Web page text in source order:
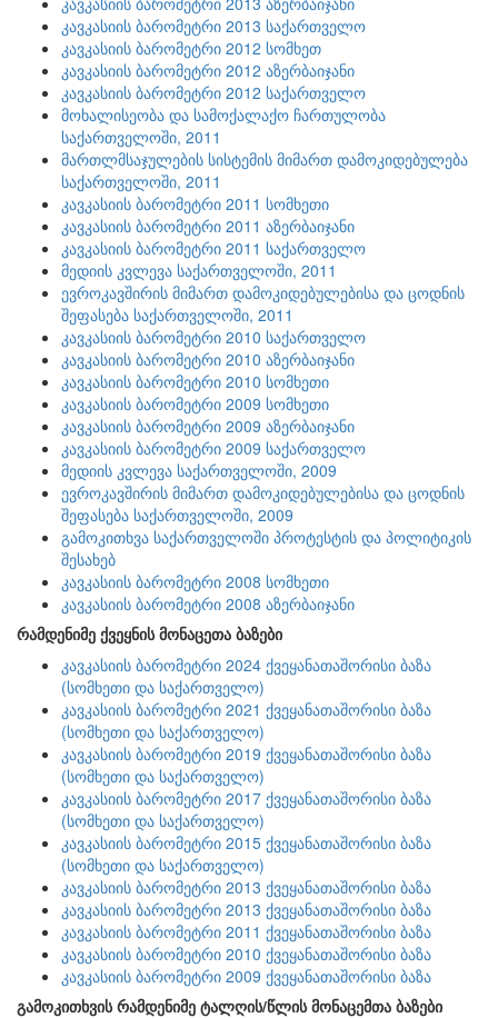
კავკასიის ბარომეტრი 2013 საქართველო
კავკასიის ბარომეტრი 2012 სომხეთ
კავკასიის ბარომეტრი 2012 აზერბაიჯანი
კავკასიის ბარომეტრი 2012 საქართველო
მოხალისეობა და სამოქალაქო ჩართულობა
საქართველოში, 2011
მართლმსაჯულების სისტემის მიმართ დამოკიდებულება
საქართველოში, 2011
კავკასიის ბარომეტრი 2011 სომხეთი
კავკასიის ბარომეტრი 2011 აზერბაიჯანი
კავკასიის ბარომეტრი 2011 საქართველო
მედიის კვლევა საქართველოში, 2011
ევროკავშირის მიმართ დამოკიდებულებისა და ცოდნის
შეფასება საქართველოში, 2011
კავკასიის ბარომეტრი 2010 საქართველო
კავკასიის ბარომეტრი 2010 აზერბაიჯანი
კავკასიის ბარომეტრი 2010 სომხეთი
კავკასიის ბარომეტრი 2009 სომხეთი
კავკასიის ბარომეტრი 2009 აზერბაიჯანი
კავკასიის ბარომეტრი 2009 საქართველო
მედიის კვლევა საქართველოში, 2009
ევროკავშირის მიმართ დამოკიდებულებისა და ცოდნის
შეფასება საქართველოში, 2009
გამოკითხვა საქართველოში პროტესტის და პოლიტიკის
შესახებ
კავკასიის ბარომეტრი 2008 სომხეთი
კავკასიის ბარომეტრი 2008 აზერბაიჯანი
რამდენიმე ქვეყნის მონაცეთა ბაზები
კავკასიის ბარომეტრი 2024 ქვეყანათაშორისი ბაზა
(სომხეთი და საქართველო)
კავკასიის ბარომეტრი 2021 ქვეყანათაშორისი ბაზა
(სომხეთი და საქართველო)
კავკასიის ბარომეტრი 2019 ქვეყანათაშორისი ბაზა
(სომხეთი და საქართველო)
კავკასიის ბარომეტრი 2017 ქვეყანათაშორისი ბაზა
(სომხეთი და საქართველო)
კავკასიის ბარომეტრი 2015 ქვეყანათაშორისი ბაზა
(სომხეთი და საქართველო)
კავკასიის ბარომეტრი 2013 ქვეყანათაშორისი ბაზა
კავკასიის ბარომეტრი 2013 ქვეყანათაშორისი ბაზა
კავკასიის ბარომეტრი 2011 ქვეყანათაშორისი ბაზა
კავკასიის ბარომეტრი 2010 ქვეყანათაშორისი ბაზა
კავკასიის ბარომეტრი 2009 ქვეყანათაშორისი ბაზა
გამოკითხვის რამდენიმე ტალღის/წლის მონაცემთა ბაზები